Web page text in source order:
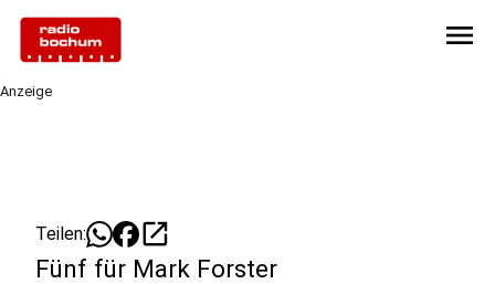
menu
Anzeige
Teilen: open_in_new
Fünf für Mark Forster